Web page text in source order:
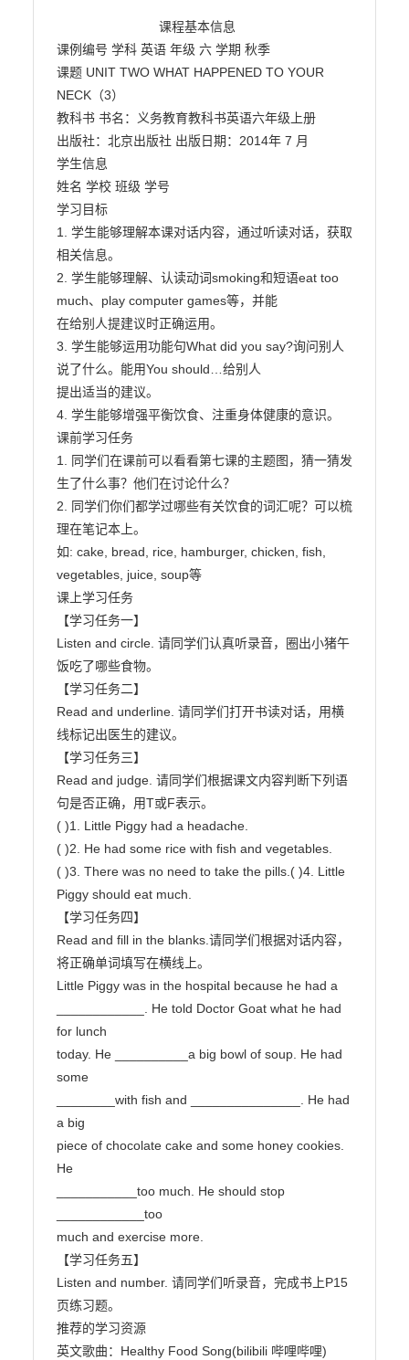
课例编号 学科 英语 年级 六 学期 秋季
课题 UNIT TWO WHAT HAPPENED TO YOUR
NECK（3）
教科书 书名：义务教育教科书英语六年级上册
出版社：北京出版社 出版日期：2014年 7 月
学生信息
姓名 学校 班级 学号
学习目标
1. 学生能够理解本课对话内容，通过听读对话，获取
相关信息。
2. 学生能够理解、认读动词smoking和短语eat too
much、play computer games等，并能
在给别人提建议时正确运用。
3. 学生能够运用功能句What did you say?询问别人
说了什么。能用You should…给别人
提出适当的建议。
4. 学生能够增强平衡饮食、注重身体健康的意识。
课前学习任务
1. 同学们在课前可以看看第七课的主题图，猜一猜发
生了什么事？他们在讨论什么？
2. 同学们你们都学过哪些有关饮食的词汇呢？可以梳
理在笔记本上。
如: cake, bread, rice, hamburger, chicken, fish,
vegetables, juice, soup等
课上学习任务
【学习任务一】
Listen and circle. 请同学们认真听录音，圈出小猪午
饭吃了哪些食物。
【学习任务二】
Read and underline. 请同学们打开书读对话，用横
线标记出医生的建议。
【学习任务三】
Read and judge. 请同学们根据课文内容判断下列语
句是否正确，用T或F表示。
( )1. Little Piggy had a headache.
( )2. He had some rice with fish and vegetables.
( )3. There was no need to take the pills.( )4. Little
Piggy should eat much.
【学习任务四】
Read and fill in the blanks.请同学们根据对话内容，
将正确单词填写在横线上。
Little Piggy was in the hospital because he had a
____________. He told Doctor Goat what he had
for lunch
today. He __________a big bowl of soup. He had
some
________with fish and _______________. He had
a big
piece of chocolate cake and some honey cookies.
He
___________too much. He should stop
____________too
much and exercise more.
【学习任务五】
Listen and number. 请同学们听录音，完成书上P15
页练习题。
推荐的学习资源